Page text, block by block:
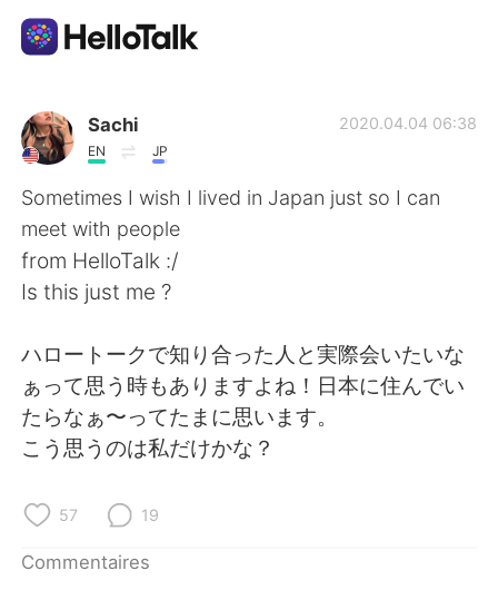
Appli d'échange linguistique
AI Grammar Checker
Français
繁體中文 Español
العربية Deutsch
日本語
Русский
Sachi
EN JP
2020.04.04 06:38
Sometimes I wish I lived in Japan just so I can
meet with people
from HelloTalk :/
Is this just me ?
ハロートークで知り合った人と実際会いたいな
ぁって思う時もありますよね！日本に住んでい
たらなぁ〜ってたまに思います。
こう思うのは私だけかな？
57 19
Commentaires